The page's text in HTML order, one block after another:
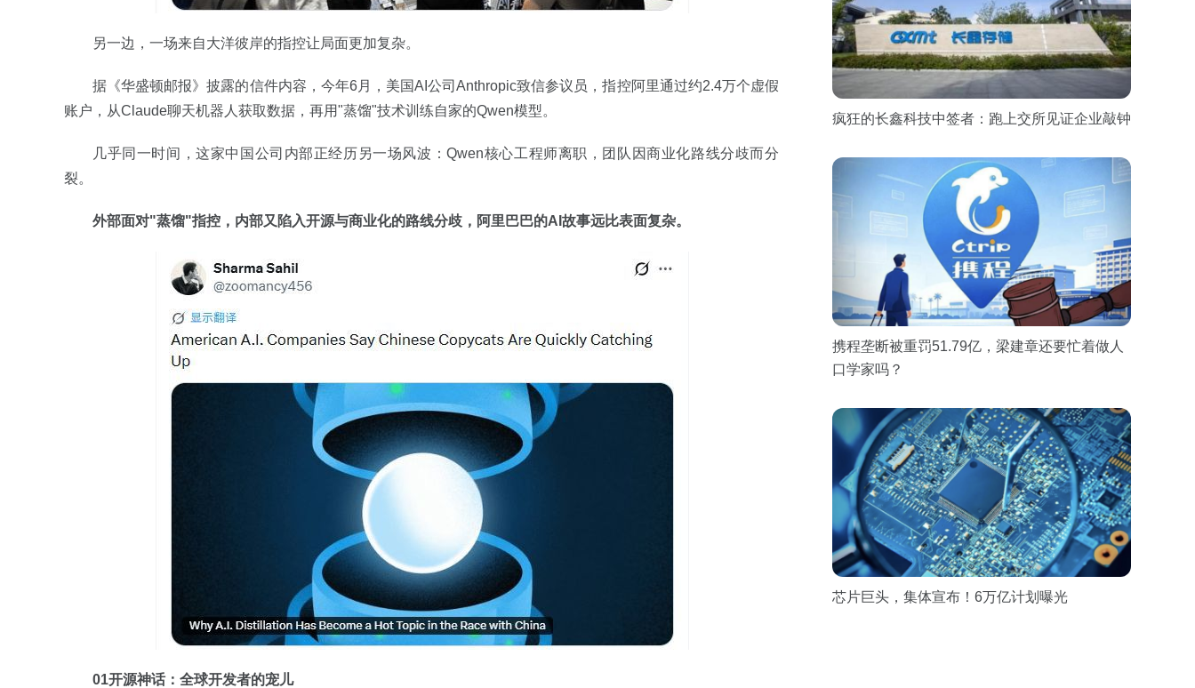
另一边，一场来自大洋彼岸的指控让局面更加复杂。
据《华盛顿邮报》披露的信件内容，今年6月，美国AI公司Anthropic致信参议员，指控阿里通过约2.4万个虚假
账户，从Claude聊天机器人获取数据，再用"蒸馏"技术训练自家的Qwen模型。
几乎同一时间，这家中国公司内部正经历另一场风波：Qwen核心工程师离职，团队因商业化路线分歧而分
裂。
外部面对"蒸馏"指控，内部又陷入开源与商业化的路线分歧，阿里巴巴的AI故事远比表面复杂。
01开源神话：全球开发者的宠儿
疯狂的长鑫科技中签者：跑上交所见证企业敲钟
携程垄断被重罚51.79亿，梁建章还要忙着做人
口学家吗？
芯片巨头，集体宣布！6万亿计划曝光